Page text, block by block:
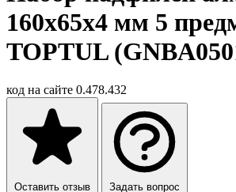
160х65x4 мм 5
TOPTUL
код на сайте 0.478.432
Оставить отзыв Задать вопрос